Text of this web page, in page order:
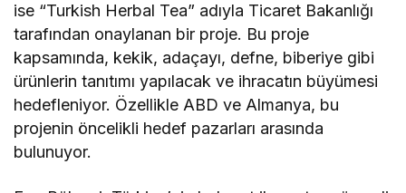
ise “Turkish Herbal Tea” adıyla Ticaret Bakanlığı
tarafından onaylanan bir proje. Bu proje
kapsamında, kekik, adaçayı, defne, biberiye gibi
ürünlerin tanıtımı yapılacak ve ihracatın büyümesi
hedefleniyor. Özellikle ABD ve Almanya, bu
projenin öncelikli hedef pazarları arasında
bulunuyor.